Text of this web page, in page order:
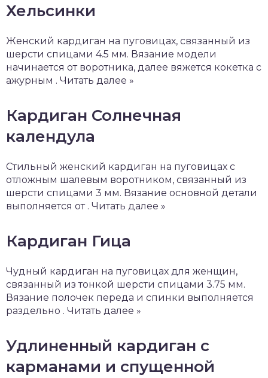
Хельсинки
Женский кардиган на пуговицах, связанный из
шерсти спицами 4.5 мм. Вязание модели
начинается от воротника, далее вяжется кокетка с
ажурным . Читать далее »
Кардиган Солнечная
календула
Стильный женский кардиган на пуговицах с
отложным шалевым воротником, связанный из
шерсти спицами 3 мм. Вязание основной детали
выполняется от . Читать далее »
Кардиган Гица
Чудный кардиган на пуговицах для женщин,
связанный из тонкой шерсти спицами 3.75 мм.
Вязание полочек переда и спинки выполняется
раздельно . Читать далее »
Удлиненный кардиган с
карманами и спущенной